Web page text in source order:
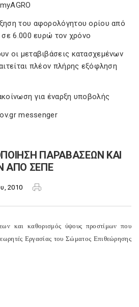
του αφορολόγητου ορίου από
6.000 ευρώ τον χρόνο
οι μεταβιβάσεις κατασχεμένων
πλέον πλήρης εξόφληση
για έναρξη υποβολής
messenger
ΠΑΡΑΒΑΣΕΩΝ ΚΑΙ
ΑΠΟ ΣΕΠΕ
2010
και καθορισμός ύψους προστίμων που
Εργασίας του Σώματος Επιθεώρησης